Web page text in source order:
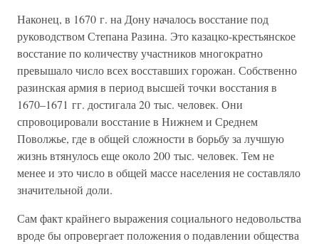
Наконец, в 1670 г. на Дону началось восстание под
руководством Степана Разина. Это казацко-крестьянское
восстание по количеству участников многократно
превышало число всех восставших горожан. Собственно
разинская армия в период высшей точки восстания в
1670–1671 гг. достигала 20 тыс. человек. Они
спровоцировали восстание в Нижнем и Среднем
Поволжье, где в общей сложности в борьбу за лучшую
жизнь втянулось еще около 200 тыс. человек. Тем не
менее и это число в общей массе населения не составляло
значительной доли.
Сам факт крайнего выражения социального недовольства
вроде бы опровергает положения о подавлении общества